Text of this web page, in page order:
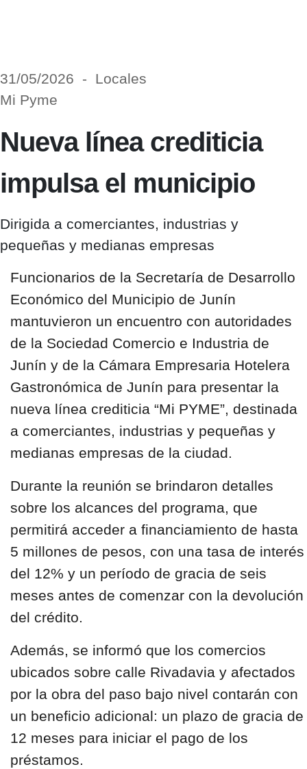
31/05/2026 - Locales
Mi Pyme
Nueva línea crediticia
impulsa el municipio
Dirigida a comerciantes, industrias y
pequeñas y medianas empresas
Funcionarios de la Secretaría de Desarrollo
Económico del Municipio de Junín
mantuvieron un encuentro con autoridades
de la Sociedad Comercio e Industria de
Junín y de la Cámara Empresaria Hotelera
Gastronómica de Junín para presentar la
nueva línea crediticia “Mi PYME”, destinada
a comerciantes, industrias y pequeñas y
medianas empresas de la ciudad.
Durante la reunión se brindaron detalles
sobre los alcances del programa, que
permitirá acceder a financiamiento de hasta
5 millones de pesos, con una tasa de interés
del 12% y un período de gracia de seis
meses antes de comenzar con la devolución
del crédito.
Además, se informó que los comercios
ubicados sobre calle Rivadavia y afectados
por la obra del paso bajo nivel contarán con
un beneficio adicional: un plazo de gracia de
12 meses para iniciar el pago de los
préstamos.